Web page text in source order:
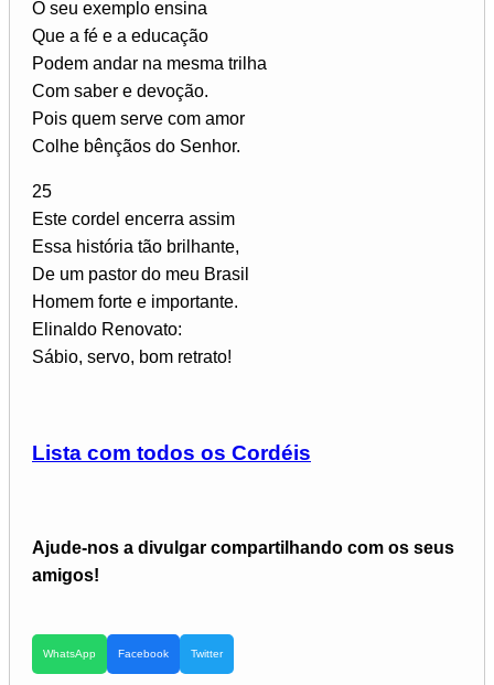
O seu exemplo ensina
Que a fé e a educação
Podem andar na mesma trilha
Com saber e devoção.
Pois quem serve com amor
Colhe bênçãos do Senhor.
25
Este cordel encerra assim
Essa história tão brilhante,
De um pastor do meu Brasil
Homem forte e importante.
Elinaldo Renovato:
Sábio, servo, bom retrato!
Lista com todos os Cordéis
Ajude-nos a divulgar compartilhando com os seus
amigos!
WhatsApp Facebook Twitter